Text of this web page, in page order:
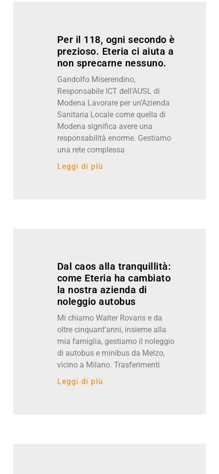
Per il 118, ogni secondo è
prezioso. Eteria ci aiuta a
non sprecarne nessuno.
Gandolfo Miserendino,
Responsabile ICT dell’AUSL di
Modena Lavorare per un’Azienda
Sanitaria Locale come quella di
Modena significa avere una
responsabilità enorme. Gestiamo
una rete complessa
Leggi di pIù
Dal caos alla tranquillità:
come Eteria ha cambiato
la nostra azienda di
noleggio autobus
Mi chiamo Walter Rovaris e da
oltre cinquant’anni, insieme alla
mia famiglia, gestiamo il noleggio
di autobus e minibus da Melzo,
vicino a Milano. Trasferimenti
Leggi di pIù